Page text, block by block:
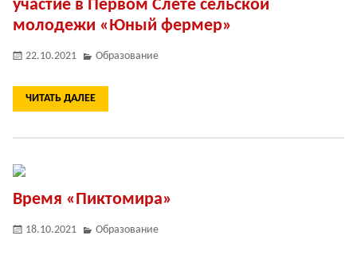
участие в Первом Слете сельской
молодежи «Юный фермер»
22.10.2021 Образование
ЧИТАТЬ ДАЛЕЕ
Время «Пиктомира»
18.10.2021 Образование